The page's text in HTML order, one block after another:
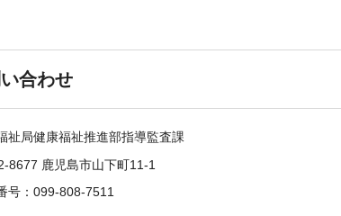
合わせ
祉局健康福祉推進部指導監査課
8677 鹿児島市山下町11-1
号：099-808-7511